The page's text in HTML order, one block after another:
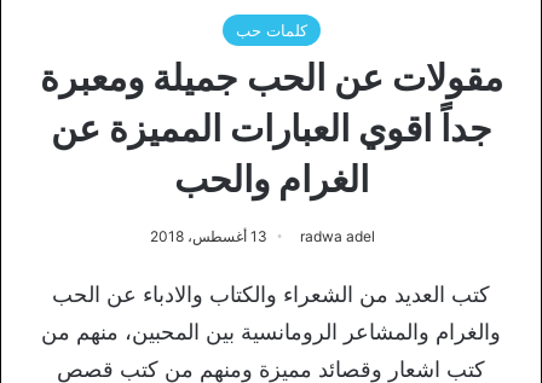
كلمات حب
مقولات عن الحب جميلة ومعبرة
جداً اقوي العبارات المميزة عن
الغرام والحب
radwa adel 13 أغسطس، 2018
كتب العديد من الشعراء والكتاب والادباء عن الحب
والغرام والمشاعر الرومانسية بين المحبين، منهم من
كتب اشعار وقصائد مميزة ومنهم من كتب قصص